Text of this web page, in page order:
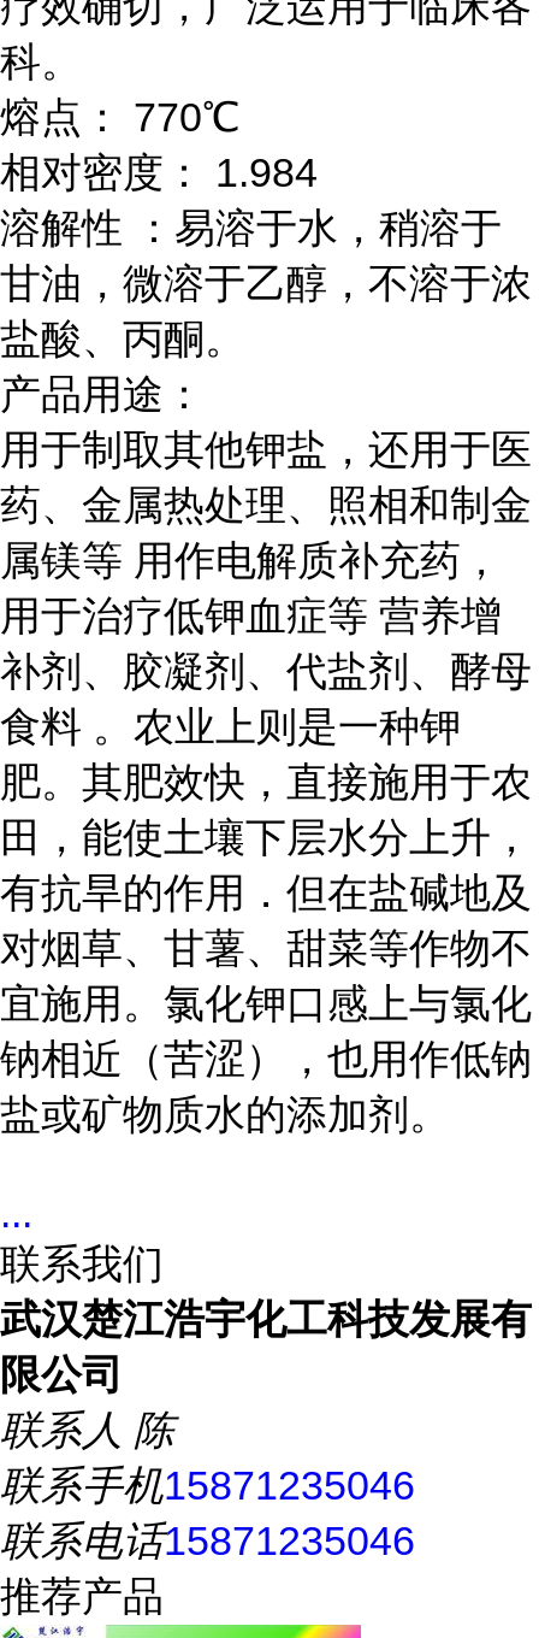
科。
熔点： 770℃
相对密度： 1.984
溶解性 ：易溶于水，稍溶于
甘油，微溶于乙醇，不溶于浓
盐酸、丙酮。
产品用途：
用于制取其他钾盐，还用于医
药、金属热处理、照相和制金
属镁等 用作电解质补充药，
用于治疗低钾血症等 营养增
补剂、胶凝剂、代盐剂、酵母
食料 。农业上则是一种钾
肥。其肥效快，直接施用于农
田，能使土壤下层水分上升，
有抗旱的作用．但在盐碱地及
对烟草、甘薯、甜菜等作物不
宜施用。氯化钾口感上与氯化
钠相近（苦涩），也用作低钠
盐或矿物质水的添加剂。
...
联系我们
武汉楚江浩宇化工科技发展有
限公司
联系人 陈
联系手机15871235046
联系电话15871235046
推荐产品